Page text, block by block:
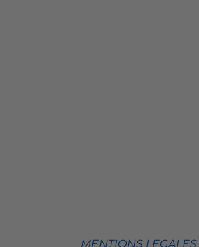
MENTIONS LEGALES